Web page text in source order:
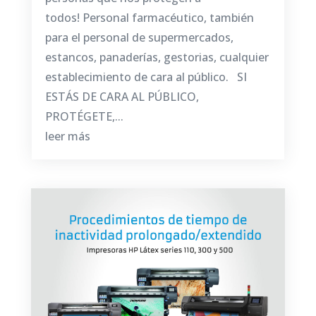
todos! Personal farmacéutico, también
para el personal de supermercados,
estancos, panaderías, gestorias, cualquier
establecimiento de cara al público. SI
ESTÁS DE CARA AL PÚBLICO,
PROTÉGETE,...
leer más